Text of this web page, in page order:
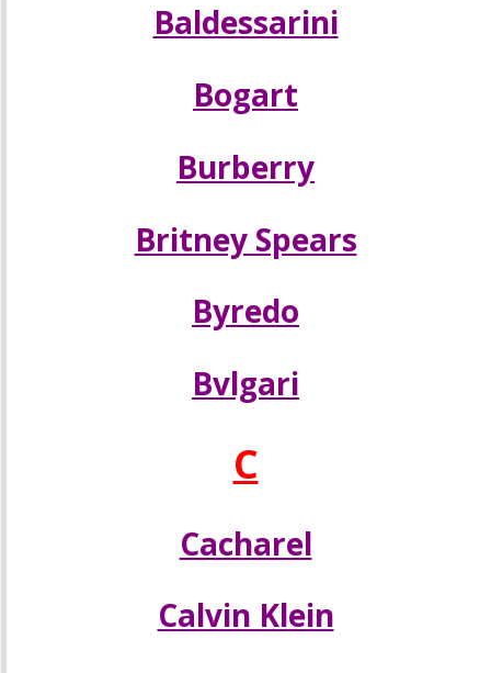
Baldessarini
Bogart
Burberry
Britney Spears
Byredo
Bvlgari
C
Cacharel
Calvin Klein